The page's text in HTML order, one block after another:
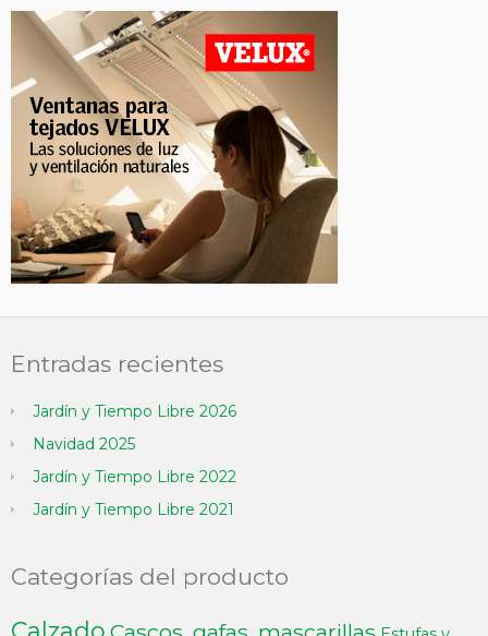
Entradas recientes
Jardín y Tiempo Libre 2026
Navidad 2025
Jardín y Tiempo Libre 2022
Jardín y Tiempo Libre 2021
Categorías del producto